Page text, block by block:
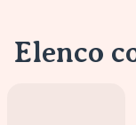
Elenco